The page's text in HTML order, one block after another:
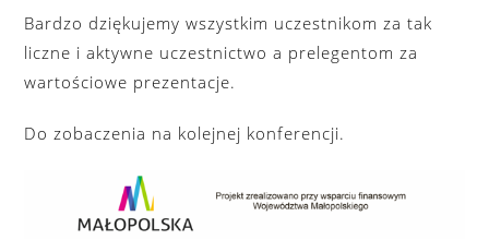
Bardzo dziękujemy wszystkim uczestnikom za tak
liczne i aktywne uczestnictwo a prelegentom za
wartościowe prezentacje.
Do zobaczenia na kolejnej konferencji.